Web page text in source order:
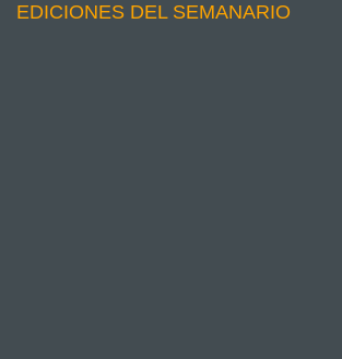
EDICIONES DEL SEMANARIO